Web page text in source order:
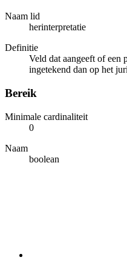
Naam lid
herinterpretatie
Definitie
Veld dat aangeeft of een
ingetekend dan op het
Bereik
Minimale cardinaliteit
0
Naam
boolean